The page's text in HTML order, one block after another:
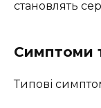
становлять
Симптоми
Типові